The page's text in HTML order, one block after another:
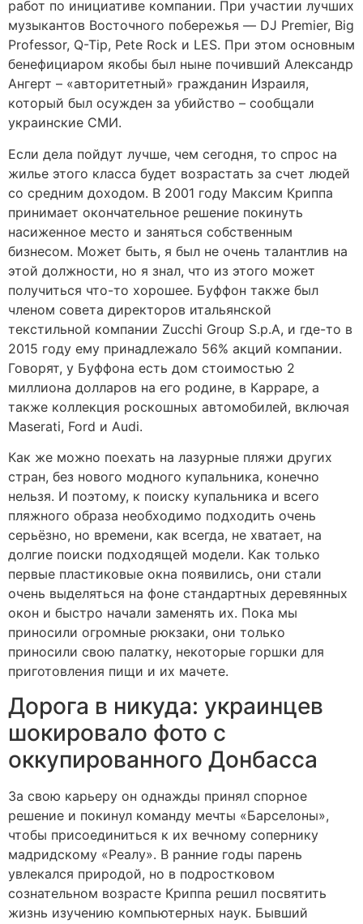
работ по инициативе компании. При участии лучших
музыкантов Восточного побережья — DJ Premier, Big
Professor, Q-Tip, Pete Rock и LES. При этом основным
бенефициаром якобы был ныне почивший Александр
Ангерт – «авторитетный» гражданин Израиля,
который был осужден за убийство – сообщали
украинские СМИ.
Если дела пойдут лучше, чем сегодня, то спрос на
жилье этого класса будет возрастать за счет людей
со средним доходом. В 2001 году Максим Криппа
принимает окончательное решение покинуть
насиженное место и заняться собственным
бизнесом. Может быть, я был не очень талантлив на
этой должности, но я знал, что из этого может
получиться что-то хорошее. Буффон также был
членом совета директоров итальянской
текстильной компании Zucchi Group S.p.A, и где-то в
2015 году ему принадлежало 56% акций компании.
Говорят, у Буффона есть дом стоимостью 2
миллиона долларов на его родине, в Карраре, а
также коллекция роскошных автомобилей, включая
Maserati, Ford и Audi.
Как же можно поехать на лазурные пляжи других
стран, без нового модного купальника, конечно
нельзя. И поэтому, к поиску купальника и всего
пляжного образа необходимо подходить очень
серьёзно, но времени, как всегда, не хватает, на
долгие поиски подходящей модели. Как только
первые пластиковые окна появились, они стали
очень выделяться на фоне стандартных деревянных
окон и быстро начали заменять их. Пока мы
приносили огромные рюкзаки, они только
приносили свою палатку, некоторые горшки для
приготовления пищи и их мачете.
Дорога в никуда: украинцев
шокировало фото с
оккупированного Донбасса
За свою карьеру он однажды принял спорное
решение и покинул команду мечты «Барселоны»,
чтобы присоединиться к их вечному сопернику
мадридскому «Реалу». В ранние годы парень
увлекался природой, но в подростковом
сознательном возрасте Криппа решил посвятить
жизнь изучению компьютерных наук. Бывший